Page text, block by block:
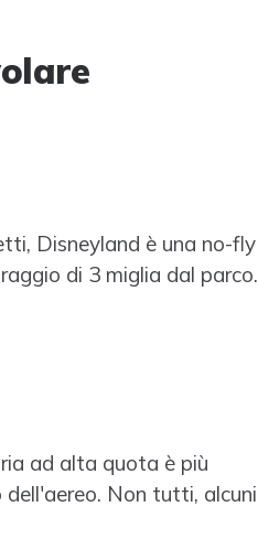
Disneyland è una no-fly
di 3 miglia dal parco.
ad alta quota è più
Non tutti, alcuni